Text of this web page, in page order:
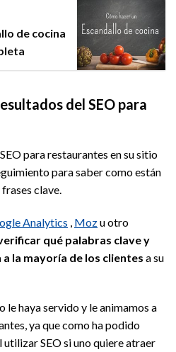
de cocina
del SEO para
para restaurantes en su sitio
para saber como están
clave.
Analytics Mozu otro
qué palabras clave y
la mayoría de los clientes a su
le haya servido y le animamos a
ya que como ha podido
SEO si uno quiere atraer